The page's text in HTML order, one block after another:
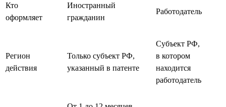
Кто
оформляет
Иностранный
гражданин
Работодатель
Регион
действия
Только субъект РФ,
указанный в патенте
Субъект РФ,
в котором
находится
работодатель